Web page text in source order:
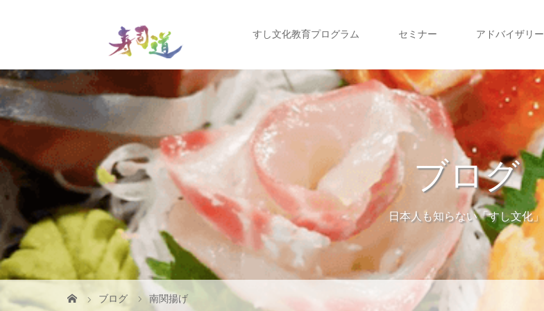
すし文化教育プログラム セミナー アドバイザリー
ブログ
日本人も知らない「すし文化」
ブログ 南関揚げ